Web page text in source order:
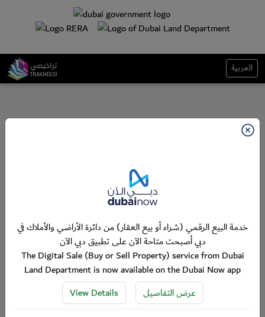
العربية
خدمة البيع الرقمي (شراء أو بيع العقار) من دائرة الأراضي والأملاك في
دبي أصبحت متاحة الآن على تطبيق دبي الآن
The Digital Sale (Buy or Sell Property) service from Dubai
Land Department is now available on the Dubai Now app
View Details
عرض التفاصيل